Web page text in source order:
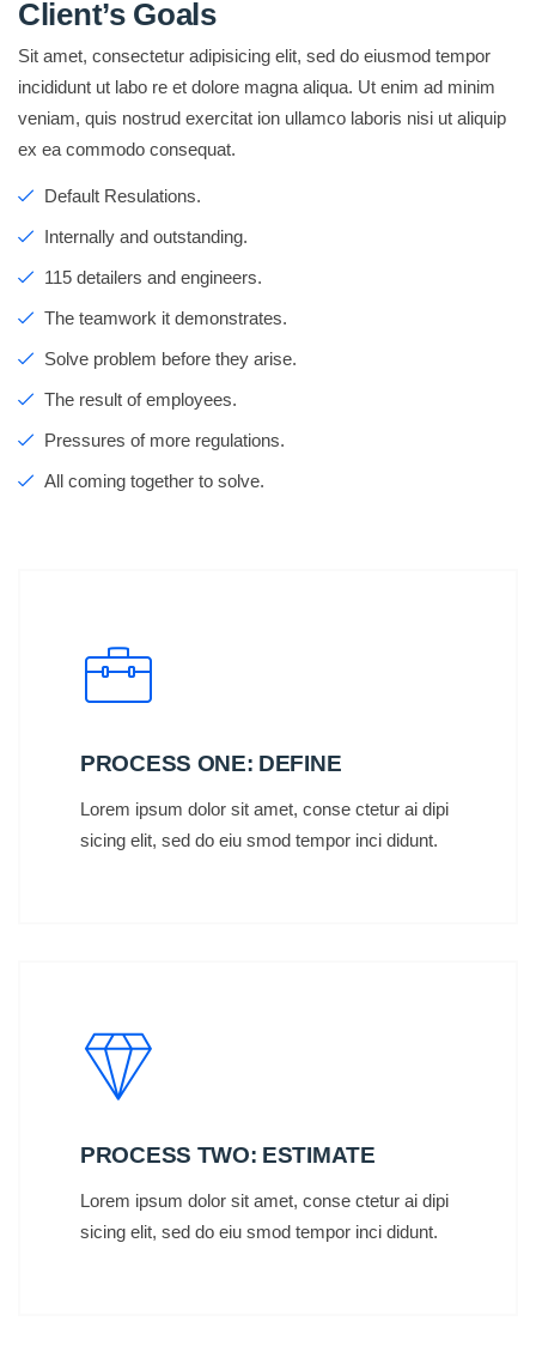
Client’s Goals
Sit amet, consectetur adipisicing elit, sed do eiusmod tempor
incididunt ut labo re et dolore magna aliqua. Ut enim ad minim
veniam, quis nostrud exercitat ion ullamco laboris nisi ut aliquip
ex ea commodo consequat.
Default Resulations.
Internally and outstanding.
115 detailers and engineers.
The teamwork it demonstrates.
Solve problem before they arise.
The result of employees.
Pressures of more regulations.
All coming together to solve.
PROCESS ONE: DEFINE
Lorem ipsum dolor sit amet, conse ctetur ai dipi
sicing elit, sed do eiu smod tempor inci didunt.
PROCESS TWO: ESTIMATE
Lorem ipsum dolor sit amet, conse ctetur ai dipi
sicing elit, sed do eiu smod tempor inci didunt.